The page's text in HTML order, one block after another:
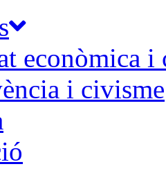
econòmica i
i civisme